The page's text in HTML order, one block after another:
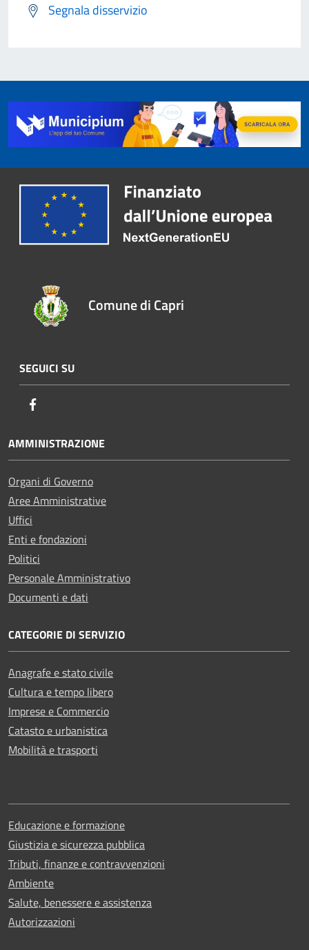
Segnala disservizio
Comune di Capri
SEGUICI SU
AMMINISTRAZIONE
Organi di Governo
Aree Amministrative
Uffici
Enti e fondazioni
Politici
Personale Amministrativo
Documenti e dati
CATEGORIE DI SERVIZIO
Anagrafe e stato civile
Cultura e tempo libero
Imprese e Commercio
Catasto e urbanistica
Mobilità e trasporti
Educazione e formazione
Giustizia e sicurezza pubblica
Tributi, finanze e contravvenzioni
Ambiente
Salute, benessere e assistenza
Autorizzazioni